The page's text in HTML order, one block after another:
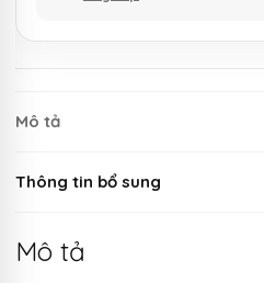
Mô tả
Thông tin bổ sung
Mô tả